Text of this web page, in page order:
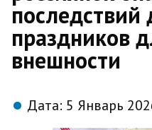
последствий
праздников
внешности
Дата: 5 Январь